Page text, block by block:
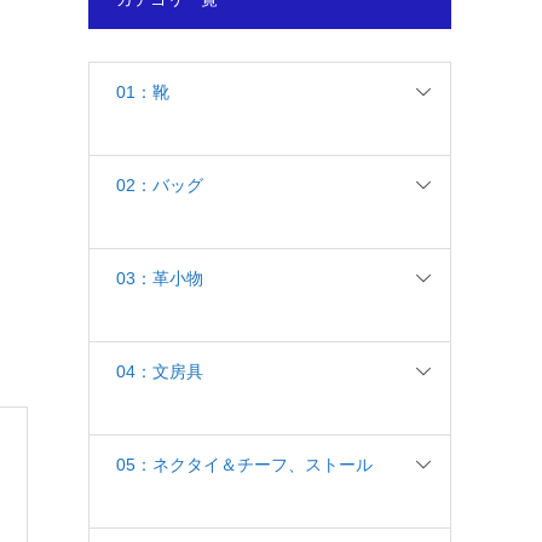
01：靴
02：バッグ
03：革小物
04：文房具
05：ネクタイ＆チーフ、ストール